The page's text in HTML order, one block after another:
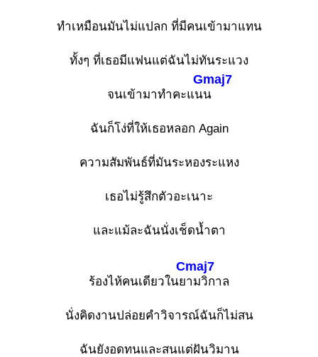
ทำเหมือนมันไม่แปลก ที่มีคนเข้ามาแทน
ทั้งๆ ที่เธอมีแฟนแต่ฉันไม่ทันระแวง
จนเข้ามาทำคะแน
Gmaj7
น
ฉันก็โง่ที่ให้เธอหลอก Again
ความสัมพันธ์ที่มันระหองระแหง
เธอไม่รู้สึกตัวอะเนาะ
และแม้ละฉันนั่งเช็ดน้ำตา
ร้องไห้คนเดียวในย
Cmaj7
ามวิกาล
นั่งคิดงานปล่อยคำวิจารณ์ฉันก็ไม่สน
ฉันยังอดทนและสนแต่ฝันวิมาน